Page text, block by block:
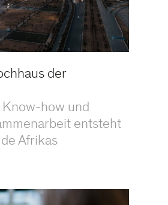
der
how und
entsteht
Afrikas